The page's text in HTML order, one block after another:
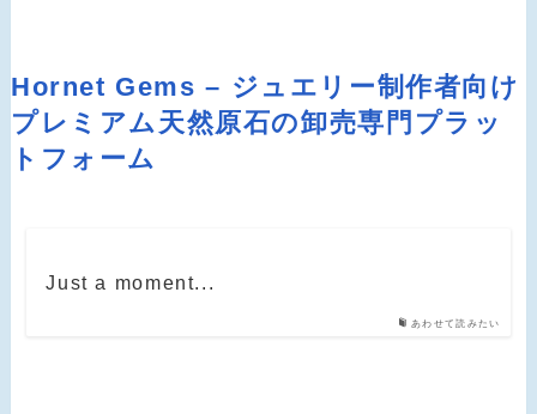
Hornet Gems – ジュエリー制作者向け
プレミアム天然原石の卸売専門プラッ
トフォーム
あわせて読みたい
Just a moment...